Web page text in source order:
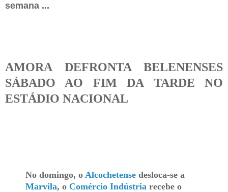
semana ...
AMORA DEFRONTA BELENENSES
SÁBADO AO FIM DA TARDE NO
ESTÁDIO NACIONAL
No domingo, o Alcochetense desloca-se a
Marvila, o Comércio Indústria recebe o